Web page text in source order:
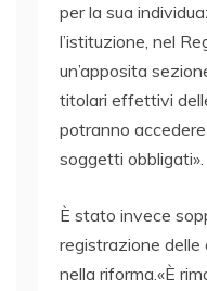
per la sua
l’istituzione, nel
un’apposita
titolari effettivi
potranno
soggetti obbligati».
È stato invece
registrazione delle
nella riforma.«È